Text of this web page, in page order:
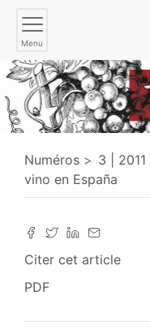
Menu
Numéros
3 |
vino en España
Citer cet article
PDF